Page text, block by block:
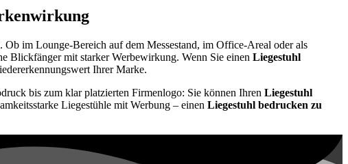
im Lounge-Bereich auf dem Messestand, im Office-Areal oder als
Blickfänger mit starker Werbewirkung. Wenn Sie einen Liegestuhl
Ihrer Marke.
bis zum klar platzierten Firmenlogo: Sie können Ihren Liegestuhl
Liegestühle mit Werbung – einen Liegestuhl bedrucken zu